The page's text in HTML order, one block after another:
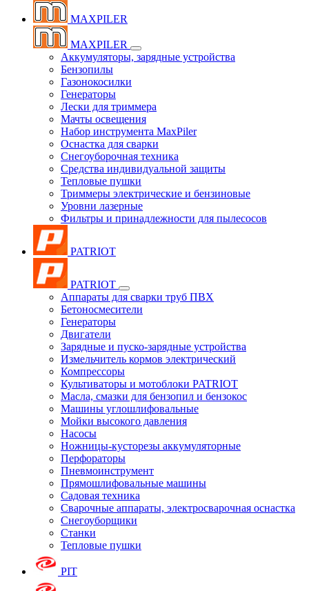
MAXPILER
MAXPILER
Аккумуляторы, зарядные устройства
Бензопилы
Газонокосилки
Генераторы
Лески для триммера
Мачты освещения
Набор инструмента MaxPiler
Оснастка для сварки
Снегоуборочная техника
Средства индивидуальной защиты
Тепловые пушки
Триммеры электрические и бензиновые
Уровни лазерные
Фильтры и принадлежности для пылесосов
PATRIOT
PATRIOT
Аппараты для сварки труб ПВХ
Бетоносмесители
Генераторы
Двигатели
Зарядные и пуско-зарядные устройства
Измельчитель кормов электрический
Компрессоры
Культиваторы и мотоблоки PATRIOT
Масла, смазки для бензопил и бензокос
Машины углошлифовальные
Мойки высокого давления
Насосы
Ножницы-кусторезы аккумуляторные
Перфораторы
Пневмоинструмент
Прямошлифовальные машины
Садовая техника
Сварочные аппараты, электросварочная оснастка
Снегоуборщики
Станки
Тепловые пушки
PIT